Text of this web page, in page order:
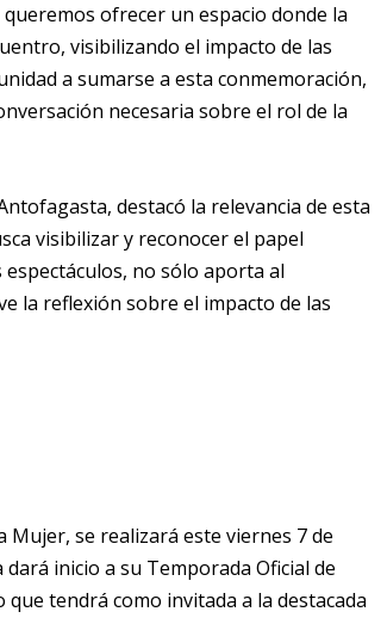
ofrecer un espacio donde la
visibilizando el impacto de las
a sumarse a esta conmemoración,
necesaria sobre el rol de la
destacó la relevancia de esta
visibilizar y reconocer el papel
no sólo aporta al
la reflexión sobre el impacto de las
se realizará este viernes 7 de
inicio a su Temporada Oficial de
tendrá como invitada a la destacada